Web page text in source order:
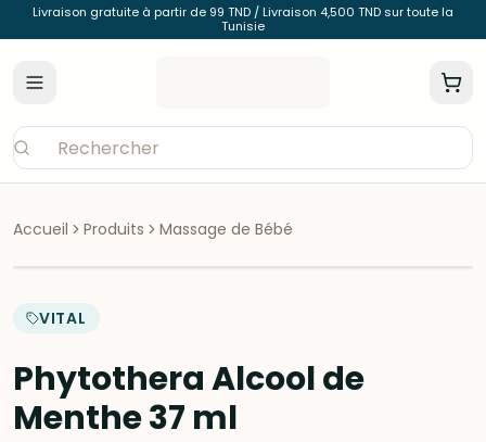
Livraison gratuite à partir de 99 TND / Livraison 4,500 TND sur toute la
Tunisie
Accueil Produits Massage de Bébé
VITAL
Phytothera Alcool de
Menthe 37 ml